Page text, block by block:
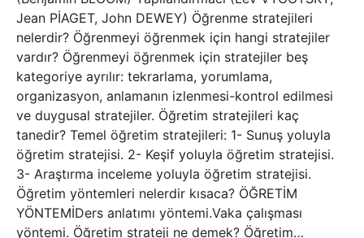
Jean PİAGET, John DEWEY) Öğrenme stratejileri
nelerdir? Öğrenmeyi öğrenmek için hangi stratejiler
vardır? Öğrenmeyi öğrenmek için stratejiler beş
kategoriye ayrılır: tekrarlama, yorumlama,
organizasyon, anlamanın izlenmesi-kontrol edilmesi
ve duygusal stratejiler. Öğretim stratejileri kaç
tanedir? Temel öğretim stratejileri: 1- Sunuş yoluyla
öğretim stratejisi. 2- Keşif yoluyla öğretim stratejisi.
3- Araştırma inceleme yoluyla öğretim stratejisi.
Öğretim yöntemleri nelerdir kısaca? ÖĞRETİM
YÖNTEMİDers anlatımı yöntemi.Vaka çalışması
yöntemi. Öğretim strateji ne demek? Öğretim…